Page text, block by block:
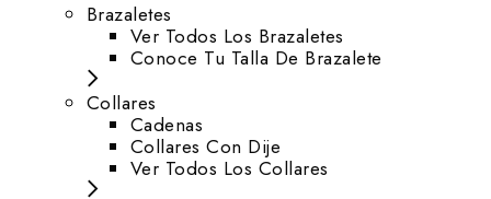
Brazaletes
Ver Todos Los Brazaletes
Conoce Tu Talla De Brazalete
Collares
Cadenas
Collares Con Dije
Ver Todos Los Collares